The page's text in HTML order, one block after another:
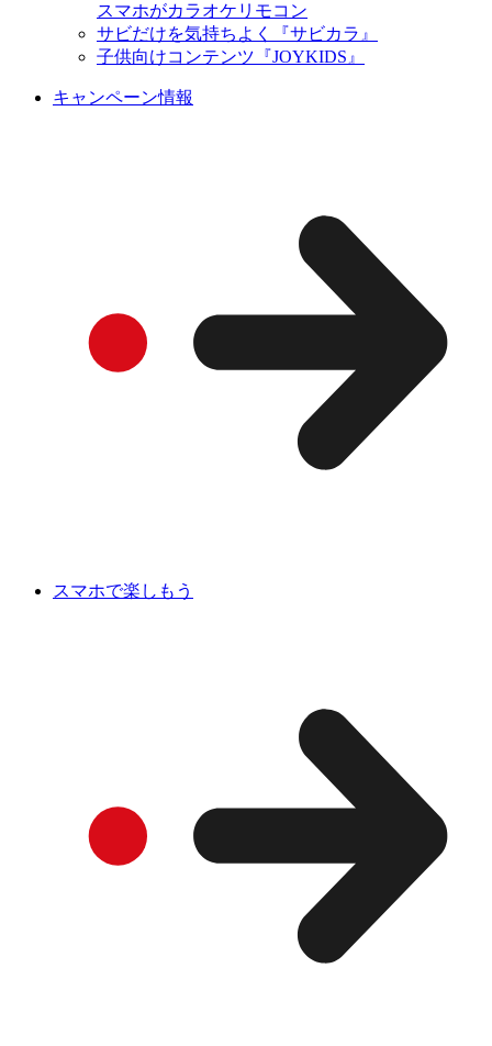
スマホがカラオケリモコン
サビだけを気持ちよく『サビカラ』
子供向けコンテンツ『JOYKIDS』
キャンペーン情報
スマホで楽しもう